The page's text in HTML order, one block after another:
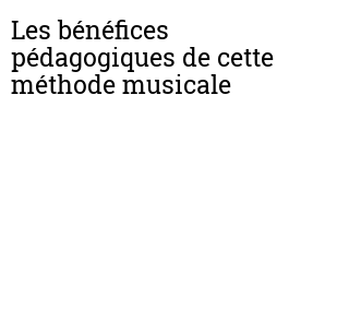
Les bénéfices
pédagogiques de cette
méthode musicale